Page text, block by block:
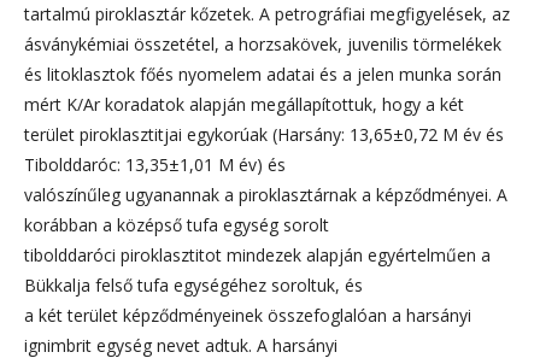
tartalmú piroklasztár kőzetek. A petrográfiai megfigyelések, az
ásványkémiai összetétel, a horzsakövek, juvenilis törmelékek
és litoklasztok főés nyomelem adatai és a jelen munka során
mért K/Ar koradatok alapján megállapítottuk, hogy a két
terület piroklasztitjai egykorúak (Harsány: 13,65±0,72 M év és
Tibolddaróc: 13,35±1,01 M év) és
valószínűleg ugyanannak a piroklasztárnak a képződményei. A
korábban a középső tufa egység sorolt
tibolddaróci piroklasztitot mindezek alapján egyértelműen a
Bükkalja felső tufa egységéhez soroltuk, és
a két terület képződményeinek összefoglalóan a harsányi
ignimbrit egység nevet adtuk. A harsányi